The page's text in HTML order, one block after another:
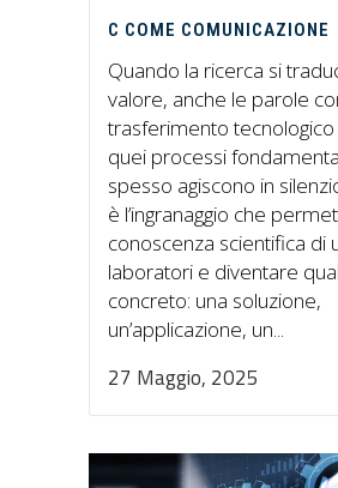
C COME COMUNICAZIONE
Quando la ricerca si
valore, anche le parole
trasferimento
quei processi
spesso agiscono in
è l’ingranaggio che
conoscenza scientifica di
laboratori e diventare
concreto: una soluzione,
un’applicazione, un...
27 Maggio, 2025